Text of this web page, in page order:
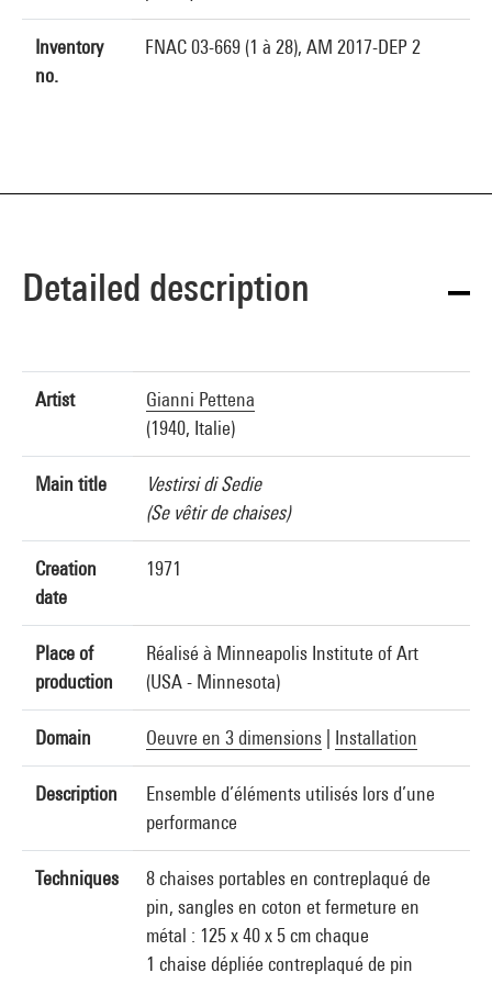
Inventory
no.
FNAC 03-669 (1 à 28), AM 2017-DEP 2
Detailed description
Artist
Gianni Pettena
(1940, Italie)
Main title
Vestirsi di Sedie
(Se vêtir de chaises)
Creation
date
1971
Place of
production
Réalisé à Minneapolis Institute of Art
(USA - Minnesota)
Domain Oeuvre en 3 dimensions Installation
Description
Ensemble d’éléments utilisés lors d’une
performance
Techniques
8 chaises portables en contreplaqué de
pin, sangles en coton et fermeture en
métal : 125 x 40 x 5 cm chaque
1 chaise dépliée contreplaqué de pin